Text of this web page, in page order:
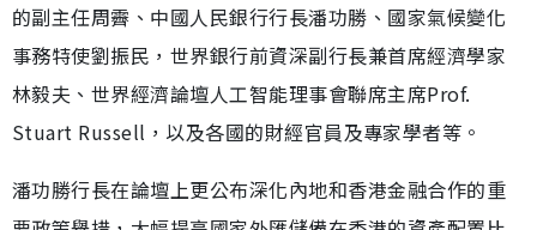
的副主任周霽、中國人民銀行行長潘功勝、國家氣候變化
事務特使劉振民，世界銀行前資深副行長兼首席經濟學家
林毅夫、世界經濟論壇人工智能理事會聯席主席Prof.
Stuart Russell，以及各國的財經官員及專家學者等。
潘功勝行長在論壇上更公布深化內地和香港金融合作的重